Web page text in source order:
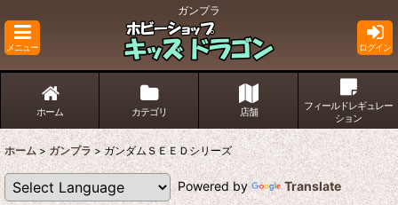
ガンプラ
メニュー ログイン
ホーム カテゴリ 店舗
フィールドレギュレー
ション
ホーム > ガンプラ > ガンダムＳＥＥＤシリーズ
Powered by Translate